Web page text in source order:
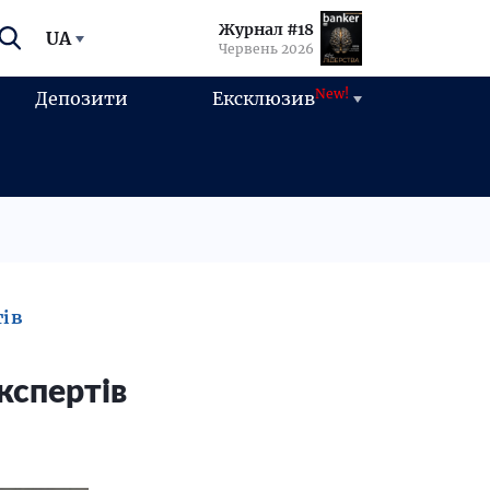
UA Журнал #18
Червень 2026
Депозити ЕксклюзивNew!